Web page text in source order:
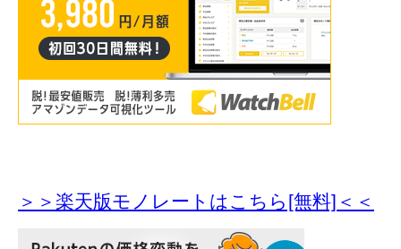
＞＞楽天版モノレートはこちら[無料]＜＜